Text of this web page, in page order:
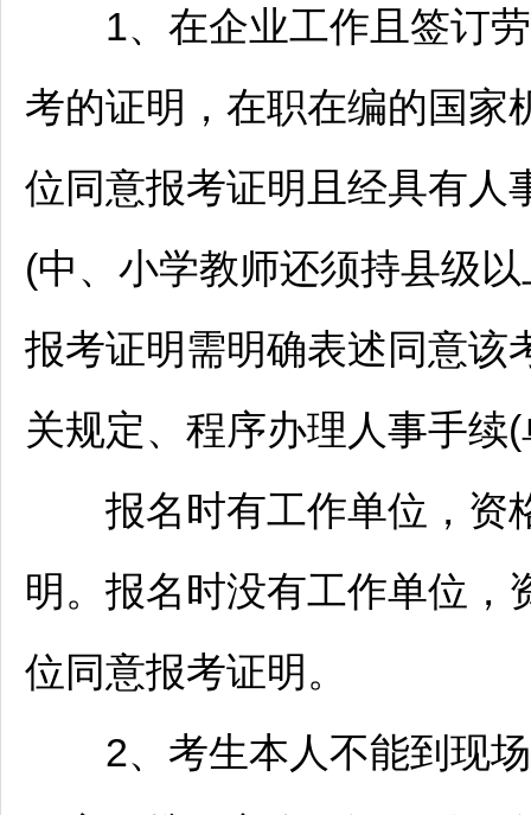
1、在企业工作且签订劳
考的证明，在职在编的国家
位同意报考证明且经具有人
(中、小学教师还须持县级
报考证明需明确表述同意该
关规定、程序办理人事手续
报名时有工作单位，资
明。报名时没有工作单位，
位同意报考证明。
2、考生本人不能到现场